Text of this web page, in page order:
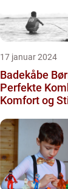
17 januar 2024
Badekåbe
Perfekte
Komfort og